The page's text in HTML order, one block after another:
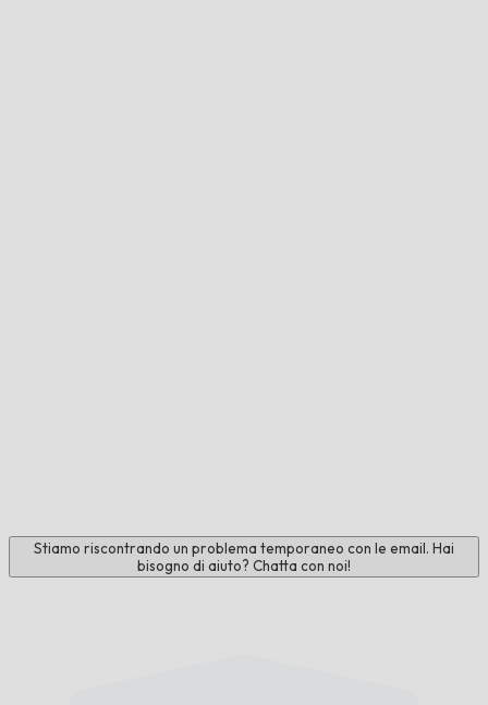
Stiamo riscontrando un problema temporaneo con le email. Hai
bisogno di aiuto? Chatta con noi!